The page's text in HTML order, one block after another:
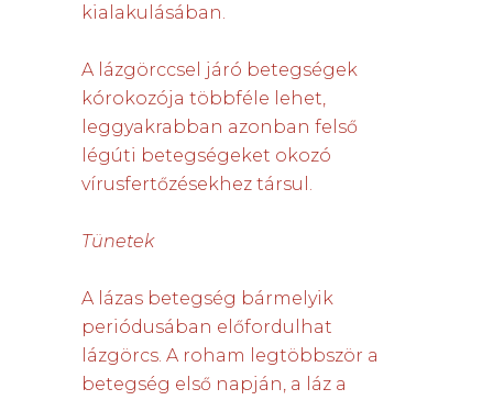
kialakulásában.
A lázgörccsel járó betegségek
kórokozója többféle lehet,
leggyakrabban azonban felső
légúti betegségeket okozó
vírusfertőzésekhez társul.
Tünetek
A lázas betegség bármelyik
periódusában előfordulhat
lázgörcs. A roham legtöbbször a
betegség első napján, a láz a